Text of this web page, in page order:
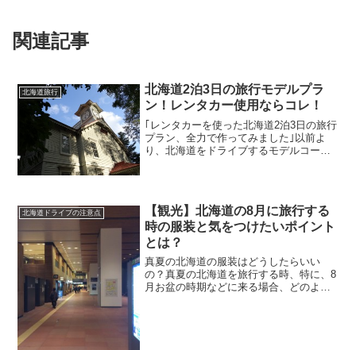
関連記事
北海道旅行
北海道2泊3日の旅行モデルプラ
ン！レンタカー使用ならコレ！
｢レンタカーを使った北海道2泊3日の旅行
プラン、全力で作ってみました｣以前よ
り、北海道をドライブするモデルコース
北海道ドライブの注意点
【観光】北海道の8月に旅行する
時の服装と気をつけたいポイント
とは？
真夏の北海道の服装はどうしたらいい
の？真夏の北海道を旅行する時、特に、8
月お盆の時期などに来る場合、どのよう